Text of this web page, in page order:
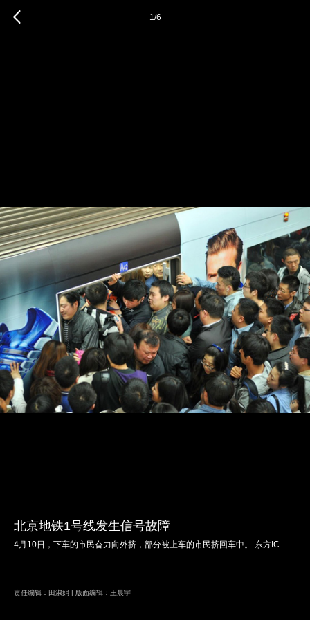
1/6
北京地铁1号线发生信号故障
4月10日，下车的市民奋力向外挤，部分被上车的市民挤回车中。 东方IC
责任编辑：田淑娟 | 版面编辑：王晨宇